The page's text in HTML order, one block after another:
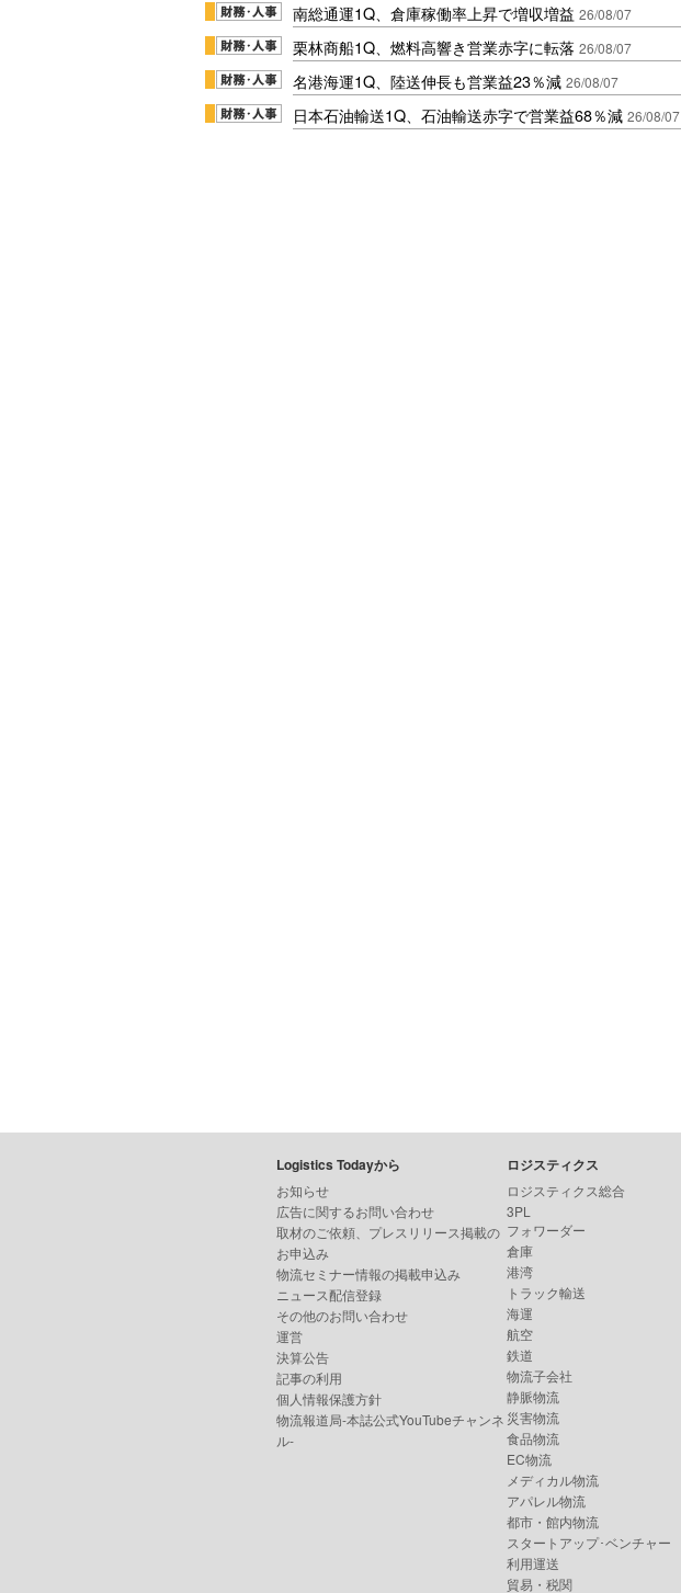
南総通運1Q、倉庫稼働率上昇で増収増益 26/08/07
栗林商船1Q、燃料高響き営業赤字に転落 26/08/07
名港海運1Q、陸送伸長も営業益23％減 26/08/07
日本石油輸送1Q、石油輸送赤字で営業益68％減 26/08/07
Logistics Todayから
お知らせ
広告に関するお問い合わせ
取材のご依頼、プレスリリース掲載の
お申込み
物流セミナー情報の掲載申込み
ニュース配信登録
その他のお問い合わせ
運営
決算公告
記事の利用
個人情報保護方針
物流報道局-本誌公式YouTubeチャンネ
ル-
ロジスティクス
ロジスティクス総合
3PL
フォワーダー
倉庫
港湾
トラック輸送
海運
航空
鉄道
物流子会社
静脈物流
災害物流
食品物流
EC物流
メディカル物流
アパレル物流
都市・館内物流
スタートアップ･ベンチャー
利用運送
貿易・税関